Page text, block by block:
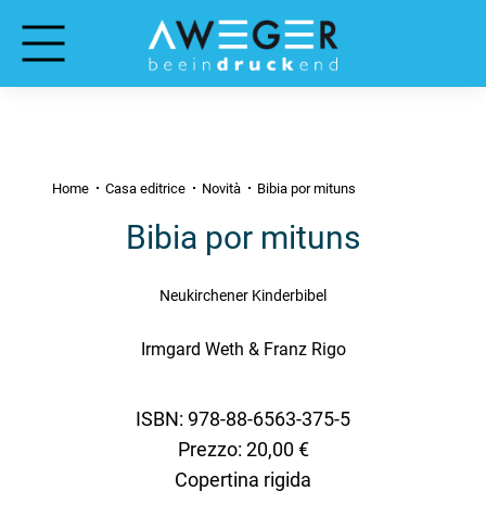
Home Casa editrice Novità Bibia por mituns
Bibia por mituns
Neukirchener Kinderbibel
Irmgard Weth & Franz Rigo
ISBN: 978-88-6563-375-5
Prezzo: 20,00 €
Copertina rigida